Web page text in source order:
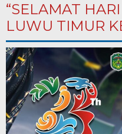
“SELAMAT
LUWU TIMUR